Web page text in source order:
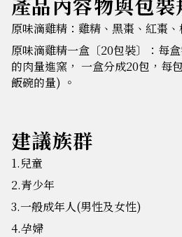
產品內容物與包裝
原味滴雞精：雞精、黑棗、紅棗
原味滴雞精一盒〔20包裝〕：每
的肉量進窯， 一盒分成20包，每
飯碗的量) 。
建議族群
1.兒童
2.青少年
3.一般成年人(男性及女性)
4.孕婦